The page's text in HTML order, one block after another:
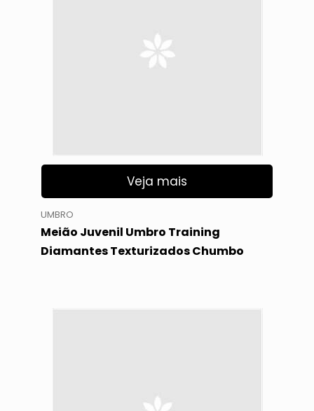
Veja mais
UMBRO
Meião Juvenil Umbro Training
Diamantes Texturizados Chumbo